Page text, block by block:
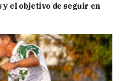
y el objetivo de seguir en